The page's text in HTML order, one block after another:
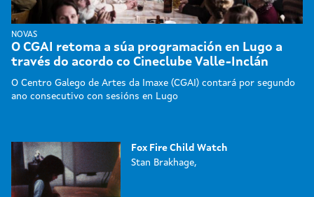
NOVAS
O CGAI retoma a súa programación en Lugo a
través do acordo co Cineclube Valle-Inclán
O Centro Galego de Artes da Imaxe (CGAI) contará por segundo
ano consecutivo con sesións en Lugo
Fox Fire Child Watch
Stan Brakhage,